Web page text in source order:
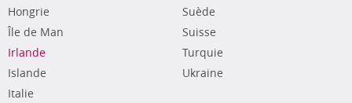
Hongrie
Île de Man
Irlande
Islande
Italie
Suède
Suisse
Turquie
Ukraine